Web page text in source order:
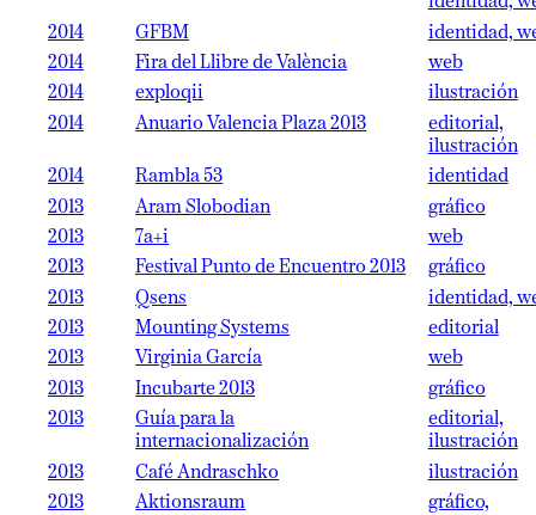
2014
GFBM
identidad,
2014
Fira del Llibre de València
web
2014
exploqii
ilustración
2014
Anuario Valencia Plaza 2013
editorial,
ilustración
2014
Rambla 53
identidad
2013
Aram Slobodian
gráfico
2013
7a+i
web
2013
Festival Punto de Encuentro 2013
gráfico
2013
Qsens
identidad,
2013
Mounting Systems
editorial
2013
Virginia García
web
2013
Incubarte 2013
gráfico
2013
Guía para la
internacionalización
editorial,
ilustración
2013
Café Andraschko
ilustración
2013
Aktionsraum
gráfico,